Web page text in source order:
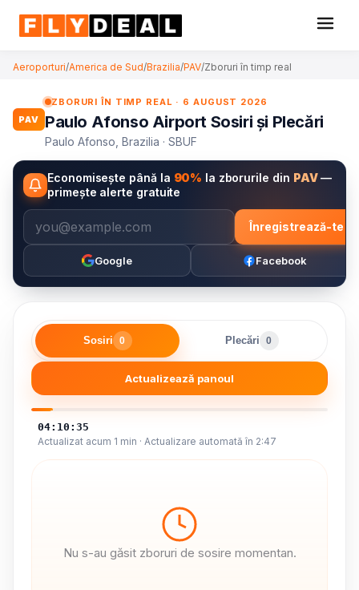
Aeroporturi/America de Sud/Brazilia/PAV/Zboruri în timp real
PAV
ZBORURI ÎN TIMP REAL · 6 AUGUST 2026
Paulo Afonso Airport Sosiri și Plecări
Paulo Afonso, Brazilia · SBUF
Economisește până la 90% la zborurile din PAV—
primește alerte gratuite
Înregistrează-te
Google Facebook
Sosiri 0 Plecări 0
Actualizează panoul
04:10:36
Actualizat acum 1 min · Actualizare automată în 2:46
Nu s-au găsit zboruri de sosire momentan.